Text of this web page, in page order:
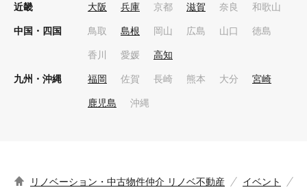
近畿 大阪 兵庫 京都 滋賀 奈良 和歌山
中国・四国 鳥取 島根 岡山 広島 山口 徳島
香川 愛媛 高知
九州・沖縄 福岡 佐賀 長崎 熊本 大分 宮崎
鹿児島 沖縄
リノベーション・中古物件仲介 リノベ不動産 イベント